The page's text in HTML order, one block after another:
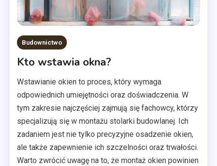
Budownictwo
Kto wstawia okna?
Wstawianie okien to proces, który wymaga
odpowiednich umiejętności oraz doświadczenia. W
tym zakresie najczęściej zajmują się fachowcy, którzy
specjalizują się w montażu stolarki budowlanej. Ich
zadaniem jest nie tylko precyzyjne osadzenie okien,
ale także zapewnienie ich szczelności oraz trwałości.
Warto zwrócić uwagę na to, że montaż okien powinien